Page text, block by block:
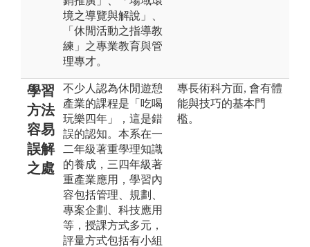
境之導覽與解說」、
「休閒活動之指導教
練」之專業教育與管
理專才。
學習
方法
容易
誤解
之處
不少人認為休閒遊憩
產業的課程是「吃喝
玩樂四年」，這是錯
誤的認知。本系在一
二年級著重學理知識
的養成，三四年級著
重產業應用，學習內
容包括管理、規劃、
專案企劃、科技應用
等，授課方式多元，
評量方式包括有小組
專長術科方面, 會有體
能與技巧的基本門
檻。